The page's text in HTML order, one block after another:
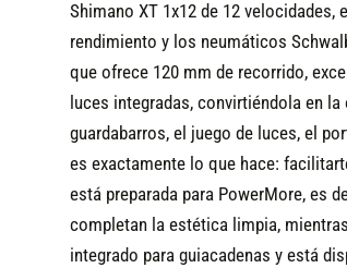
Shimano XT 1x12 de 12
rendimiento y los neumáticos
que ofrece 120 mm de recorrido,
luces integradas, convirtiéndola en
guardabarros, el juego de luces, el
es exactamente lo que hace:
está preparada para PowerMore, es
completan la estética limpia,
integrado para guiacadenas y está